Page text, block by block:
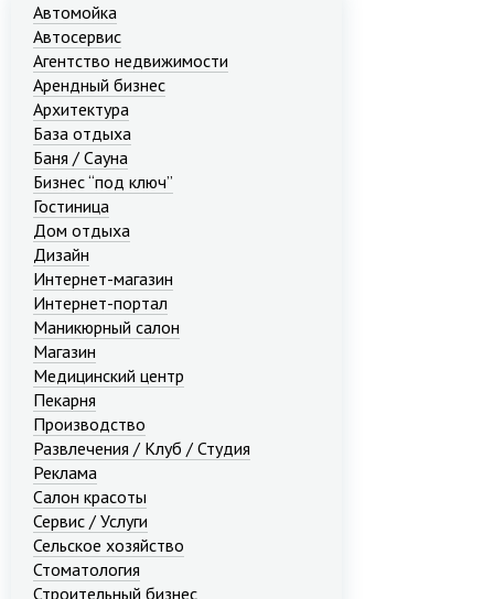
Автомойка
Автосервис
Агентство недвижимости
Арендный бизнес
Архитектура
База отдыха
Баня / Сауна
Бизнес “под ключ”
Гостиница
Дом отдыха
Дизайн
Интернет-магазин
Интернет-портал
Маникюрный салон
Магазин
Медицинский центр
Пекарня
Производство
Развлечения / Клуб / Студия
Реклама
Салон красоты
Сервис / Услуги
Сельское хозяйство
Стоматология
Строительный бизнес